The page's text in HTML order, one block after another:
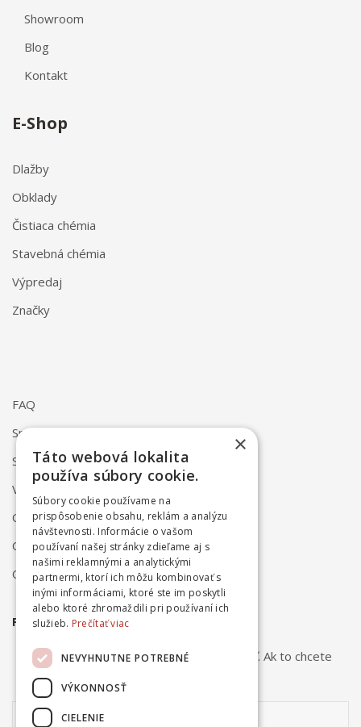
Showroom
Blog
Kontakt
E-Shop
Dlažby
Obklady
Čistiaca chémia
Stavebná chémia
Výpredaj
Značky
FAQ
Spôsob dodania
Spôsob platby
Vrátenie a reklamácia
Odstúpenie od zmluvy online
Obchodné podmienky
Ochrana osobných údajov
PRIHLÁSTE SA NA ODBER NOVINIEK
Odber noviniek môžete kedykoľvek zrušiť. Ak to chcete
×
Táto webová lokalita
používa súbory cookie.
Súbory cookie používame na
prispôsobenie obsahu, reklám a analýzu
návštevnosti. Informácie o vašom
používaní našej stránky zdieľame aj s
našimi reklamnými a analytickými
partnermi, ktorí ich môžu kombinovať s
inými informáciami, ktoré ste im poskytli
alebo ktoré zhromaždili pri používaní ich
služieb. Prečítať viac
NEVYHNUTNE POTREBNÉ
VÝKONNOSŤ
CIELENIE